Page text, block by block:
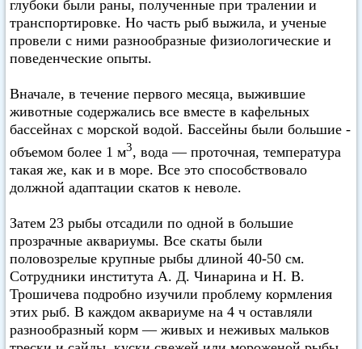
глубоки были раны, полученные при тралении и
транспортировке. Но часть рыб выжила, и ученые
провели с ними разнообразные физиологические и
поведенческие опыты.
Вначале, в течение первого месяца, выжившие
животные содержались все вместе в кафельных
бассейнах с морской водой. Бассейны были большие -
объемом более 1 м3, вода — проточная, температура
такая же, как и в море. Все это способствовало
должной адаптации скатов к неволе.
Затем 23 рыбы отсадили по одной в большие
прозрачные аквариумы. Все скаты были
половозрелые крупные рыбы длиной 40-50 см.
Сотрудники института А. Д. Чинарина и Н. В.
Трошичева подробно изучили проблему кормления
этих рыб. В каждом аквариуме на 4 ч оставляли
разнообразный корм — живых и неживых мальков